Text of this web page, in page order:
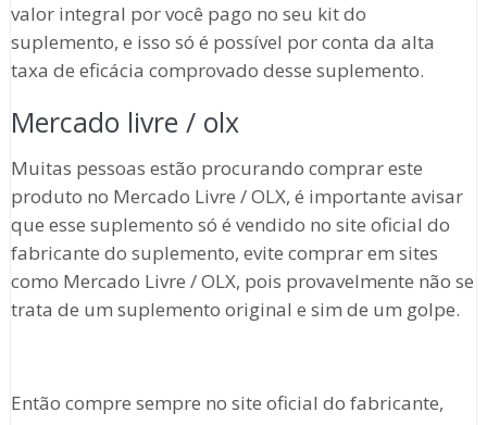
valor integral por você pago no seu kit do
suplemento, e isso só é possível por conta da alta
taxa de eficácia comprovado desse suplemento.
Mercado livre / olx
Muitas pessoas estão procurando comprar este
produto no Mercado Livre / OLX, é importante avisar
que esse suplemento só é vendido no site oficial do
fabricante do suplemento, evite comprar em sites
como Mercado Livre / OLX, pois provavelmente não se
trata de um suplemento original e sim de um golpe.
Então compre sempre no site oficial do fabricante,